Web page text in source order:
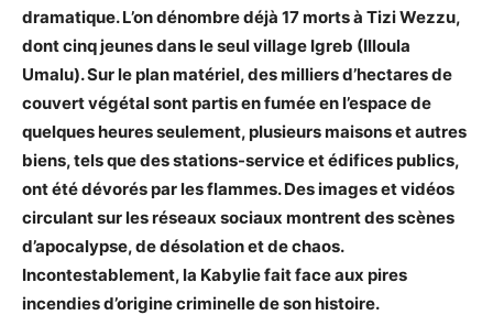
dramatique. L’on dénombre déjà 17 morts à Tizi Wezzu,
dont cinq jeunes dans le seul village Igreb (Illoula
Umalu). Sur le plan matériel, des milliers d’hectares de
couvert végétal sont partis en fumée en l’espace de
quelques heures seulement, plusieurs maisons et autres
biens, tels que des stations-service et édifices publics,
ont été dévorés par les flammes. Des images et vidéos
circulant sur les réseaux sociaux montrent des scènes
d’apocalypse, de désolation et de chaos.
Incontestablement, la Kabylie fait face aux pires
incendies d’origine criminelle de son histoire.